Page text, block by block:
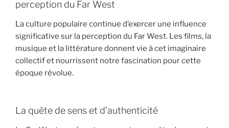
perception du Far West
La culture populaire continue d’exercer une influence
significative sur la perception du Far West. Les films, la
musique et la littérature donnent vie à cet imaginaire
collectif et nourrissent notre fascination pour cette
époque révolue.
La quête de sens et d’authenticité